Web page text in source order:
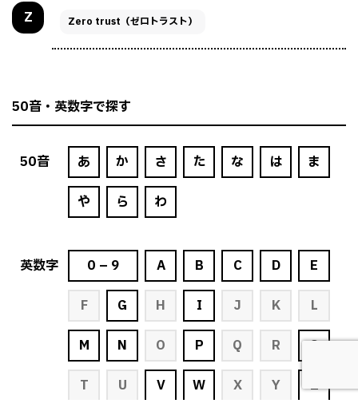
Z Zero trust（ゼロトラスト）
50音・英数字で探す
50音 あ か さ た な は ま
や ら わ
英数字 0 – 9 A B C D E
F G H I J K L
M N O P Q R S
T U V W X Y Z